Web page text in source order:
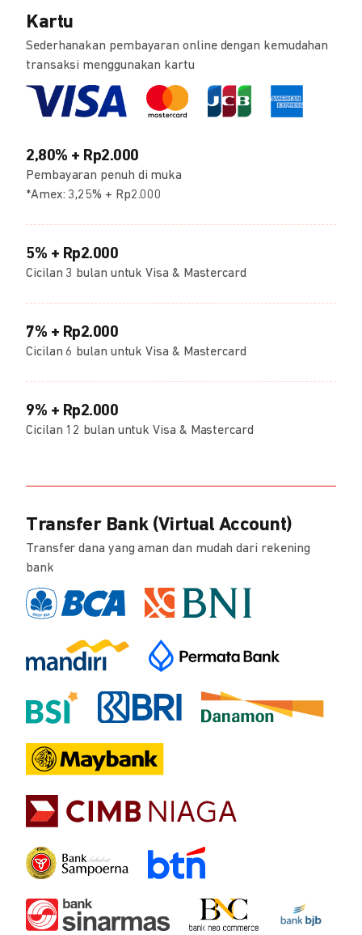
Kartu
Sederhanakan pembayaran online dengan kemudahan
transaksi menggunakan kartu
2,80% + Rp2.000
Pembayaran penuh di muka
*Amex: 3,25% + Rp2.000
5% + Rp2.000
Cicilan 3 bulan untuk Visa & Mastercard
7% + Rp2.000
Cicilan 6 bulan untuk Visa & Mastercard
9% + Rp2.000
Cicilan 12 bulan untuk Visa & Mastercard
Transfer Bank (Virtual Account)
Transfer dana yang aman dan mudah dari rekening
bank